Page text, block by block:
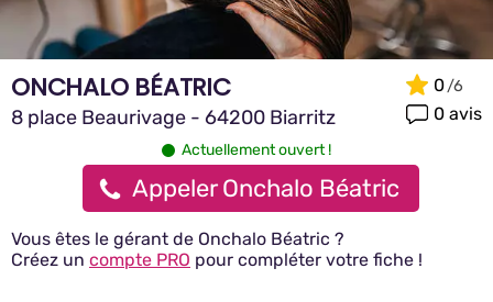
ONCHALO BÉATRIC
8 place Beaurivage - 64200 Biarritz
0
0 avis
Actuellement ouvert !
Appeler Onchalo Béatric
Vous êtes le gérant de Onchalo Béatric ?
Créez un compte PRO pour compléter votre fiche !